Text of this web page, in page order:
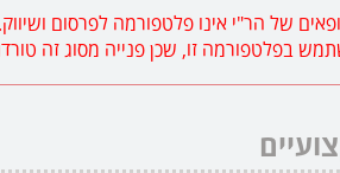
של הר"י אינו פלטפורמה לפרסום ושיווק.
בפלטפורמה זו, שכן פנייה מסוג זה